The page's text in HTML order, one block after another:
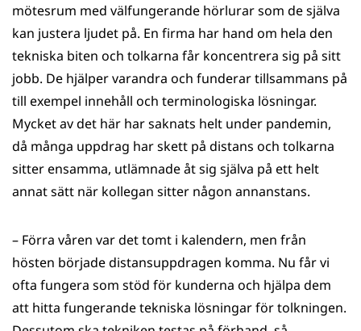
mötesrum med välfungerande hörlurar som de själva
kan justera ljudet på. En firma har hand om hela den
tekniska biten och tolkarna får koncentrera sig på sitt
jobb. De hjälper varandra och funderar tillsammans på
till exempel innehåll och terminologiska lösningar.
Mycket av det här har saknats helt under pandemin,
då många uppdrag har skett på distans och tolkarna
sitter ensamma, utlämnade åt sig själva på ett helt
annat sätt när kollegan sitter någon annanstans.
​– Förra våren var det tomt i kalendern, men från
hösten började distansuppdragen komma. Nu får vi
ofta fungera som stöd för kunderna och hjälpa dem
att hitta fungerande tekniska lösningar för tolkningen.